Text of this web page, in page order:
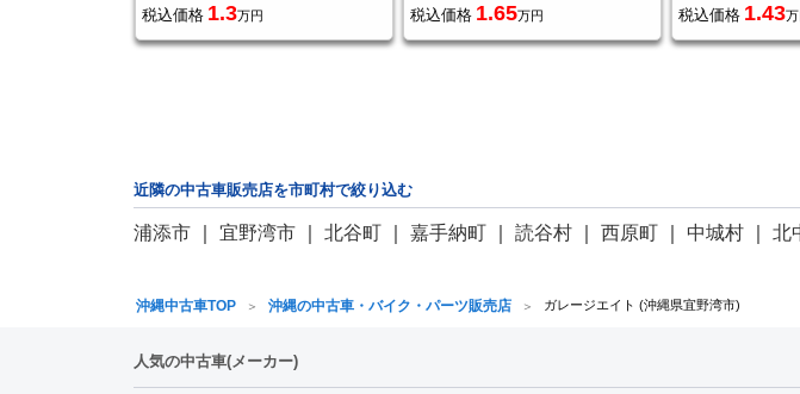
税込価格 1.3万円 税込価格 1.65万円 税込価格 1.43万
近隣の中古車販売店を市町村で絞り込む
浦添市 宜野湾市 北谷町 嘉手納町 読谷村 西原町 中城村 北
沖縄中古車TOP 沖縄の中古車・バイク・パーツ販売店 ガレージエイト (沖縄県宜野湾市)
人気の中古車(メーカー)